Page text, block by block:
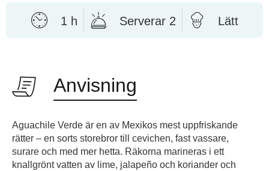
1 h Serverar 2 Lätt
Anvisning
Aguachile Verde är en av Mexikos mest uppfriskande
rätter – en sorts storebror till cevichen, fast vassare,
surare och med mer hetta. Räkorna marineras i ett
knallgrönt vatten av lime, jalapeño och koriander och